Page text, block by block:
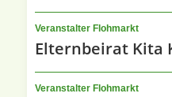
Veranstalter Flohmarkt
Elternbeirat Kita
Veranstalter Flohmarkt